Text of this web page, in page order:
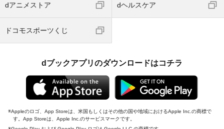
dアニメストア dヘルスケア
ドコモスポーツくじ
dブックアプリのダウンロードはコチラ
Appleのロゴ、App Storeは、米国もしくはその他の国や地域におけるApple Inc.の商標で
す。App Storeは、Apple Inc.のサービスマークです。